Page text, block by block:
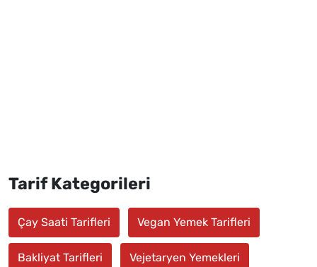
Tarif Kategorileri
Çay Saati Tarifleri Vegan Yemek Tarifleri
Bakliyat Tarifleri Vejetaryen Yemekleri